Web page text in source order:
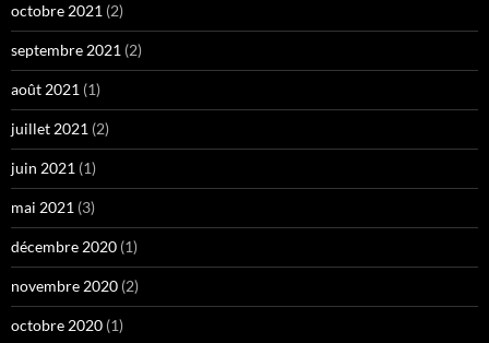
octobre 2021 (2)
septembre 2021 (2)
août 2021 (1)
juillet 2021 (2)
juin 2021 (1)
mai 2021 (3)
décembre 2020 (1)
novembre 2020 (2)
octobre 2020 (1)